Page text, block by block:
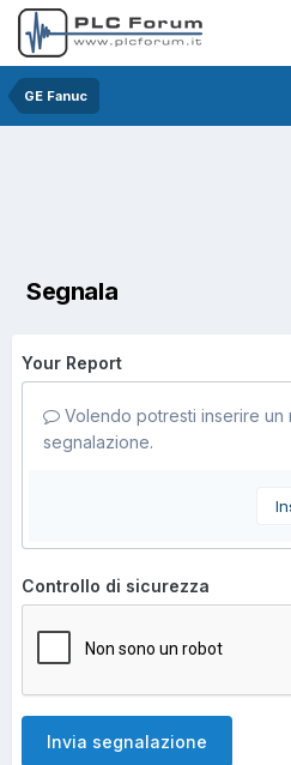
GE Fanuc
Segnala
Your Report
Volendo potresti inserire un
segnalazione.
Controllo di sicurezza
Invia segnalazione